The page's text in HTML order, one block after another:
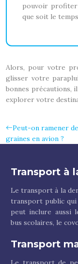
pouvoir profiter
que soit le
Alors, pour votre
glisser votre
bonnes précautions,
explorer votre
Peut-on ramener
graines en avion ?
Transport à
Le transport à la
transport public
peut inclure aussi
bus scolaires, le
Transport